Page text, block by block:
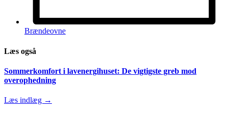
Brændeovne
Læs også
Sommerkomfort i lavenergihuset: De vigtigste greb mod
overophedning
Læs indlæg →